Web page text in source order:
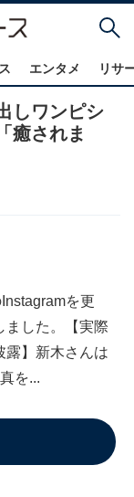
エンタメ リサ
しワンピシ
癒されま
を更
ました。【実際
露】新木さんは
を...